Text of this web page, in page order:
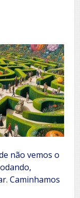
não vemos o
Caminhamos